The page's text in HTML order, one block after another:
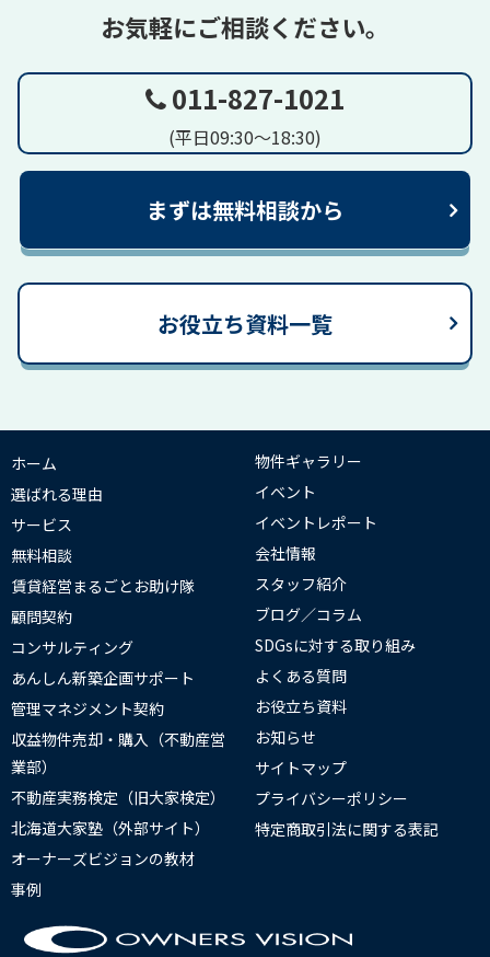
お気軽にご相談ください。
011-827-1021
(平日09:30～18:30)
まずは無料相談から
お役立ち資料一覧
ホーム
選ばれる理由
サービス
無料相談
賃貸経営まるごとお助け隊
顧問契約
コンサルティング
あんしん新築企画サポート
管理マネジメント契約
収益物件売却・購入（不動産営
業部）
不動産実務検定（旧大家検定）
北海道大家塾（外部サイト）
オーナーズビジョンの教材
事例
物件ギャラリー
イベント
イベントレポート
会社情報
スタッフ紹介
ブログ／コラム
SDGsに対する取り組み
よくある質問
お役立ち資料
お知らせ
サイトマップ
プライバシーポリシー
特定商取引法に関する表記